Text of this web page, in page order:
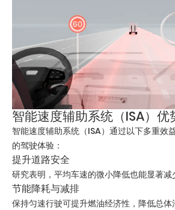
智能速度辅助系统（ISA）优
智能速度辅助系统（ISA）通过以下多重效
的驾驶体验：
提升道路安全
研究表明，平均车速的微小降低也能显著减
节能降耗与减排
保持匀速行驶可提升燃油经济性，降低总体